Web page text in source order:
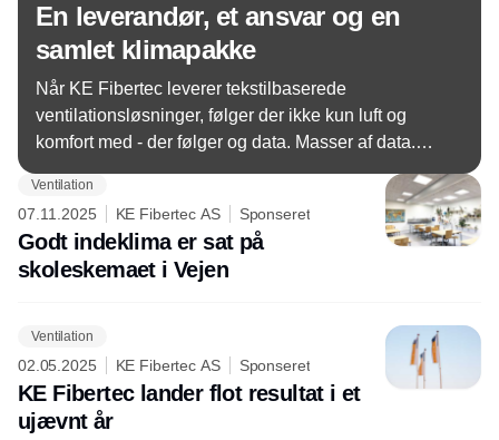
En leverandør, et ansvar og en
samlet klimapakke
Når KE Fibertec leverer tekstilbaserede
ventilationsløsninger, følger der ikke kun luft og
komfort med - der følger og data. Masser af data.
klimaansvar er blevet et krav i stort set alle
byggeprodukter. KE Fibertec sparer deres kunder
for det tidskrævende arbejde med selv at indsamle
og sammensætte klimadata.
Ventilation
07.11.2025 KE Fibertec AS Sponseret
Godt indeklima er sat på
skoleskemaet i Vejen
Ventilation
02.05.2025 KE Fibertec AS Sponseret
KE Fibertec lander flot resultat i et
ujævnt år